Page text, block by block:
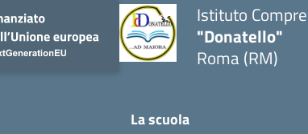
Istituto
"Donatello"
Roma (RM)
La scuola